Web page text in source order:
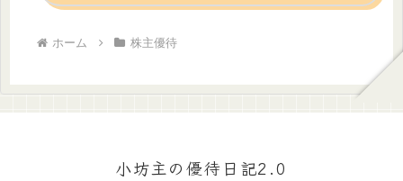
ホーム 株主優待
小坊主の優待日記2.0